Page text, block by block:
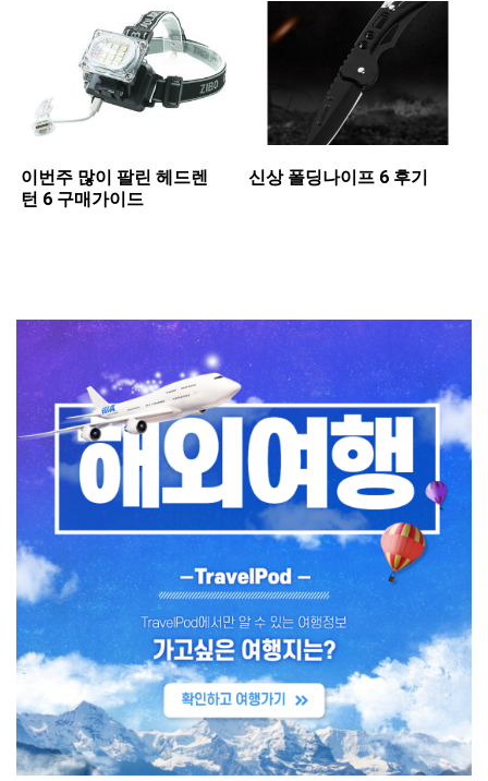
이번주 많이 팔린 ​헤드렌
턴 6 구매가이드
신상 ​폴딩나이프 6 후기